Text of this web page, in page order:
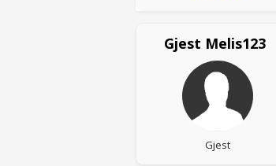
Gjest Melis123
Gjest